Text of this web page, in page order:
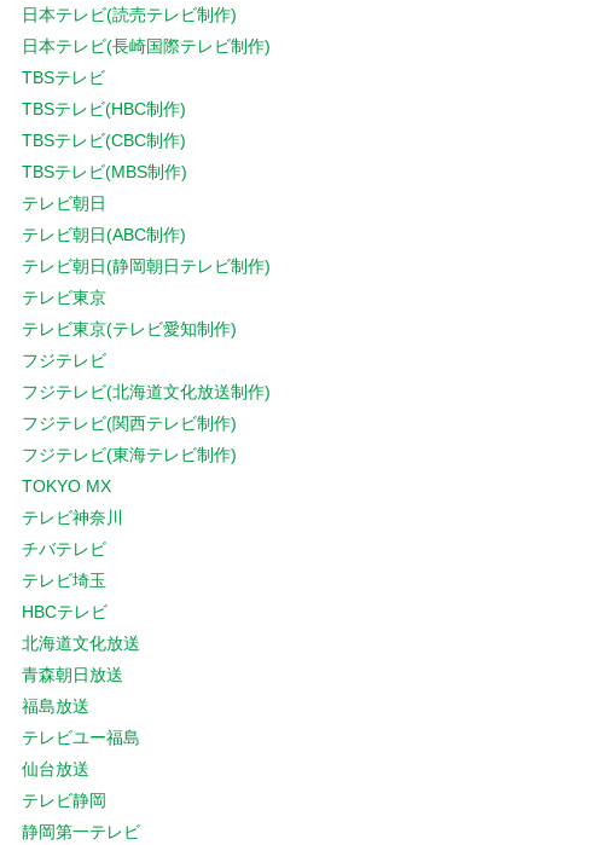
日本テレビ(読売テレビ制作)
日本テレビ(長崎国際テレビ制作)
TBSテレビ
TBSテレビ(HBC制作)
TBSテレビ(CBC制作)
TBSテレビ(MBS制作)
テレビ朝日
テレビ朝日(ABC制作)
テレビ朝日(静岡朝日テレビ制作)
テレビ東京
テレビ東京(テレビ愛知制作)
フジテレビ
フジテレビ(北海道文化放送制作)
フジテレビ(関西テレビ制作)
フジテレビ(東海テレビ制作)
TOKYO MX
テレビ神奈川
チバテレビ
テレビ埼玉
HBCテレビ
北海道文化放送
青森朝日放送
福島放送
テレビユー福島
仙台放送
テレビ静岡
静岡第一テレビ